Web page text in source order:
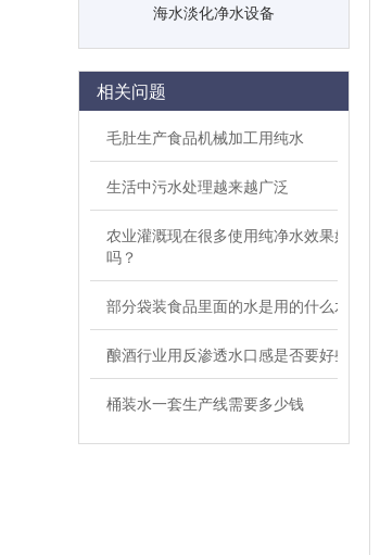
海水淡化净水设备
相关问题
毛肚生产食品机械加工用纯水
生活中污水处理越来越广泛
农业灌溉现在很多使用纯净水效果好
吗？
部分袋装食品里面的水是用的什么水
酿酒行业用反渗透水口感是否要好些
桶装水一套生产线需要多少钱